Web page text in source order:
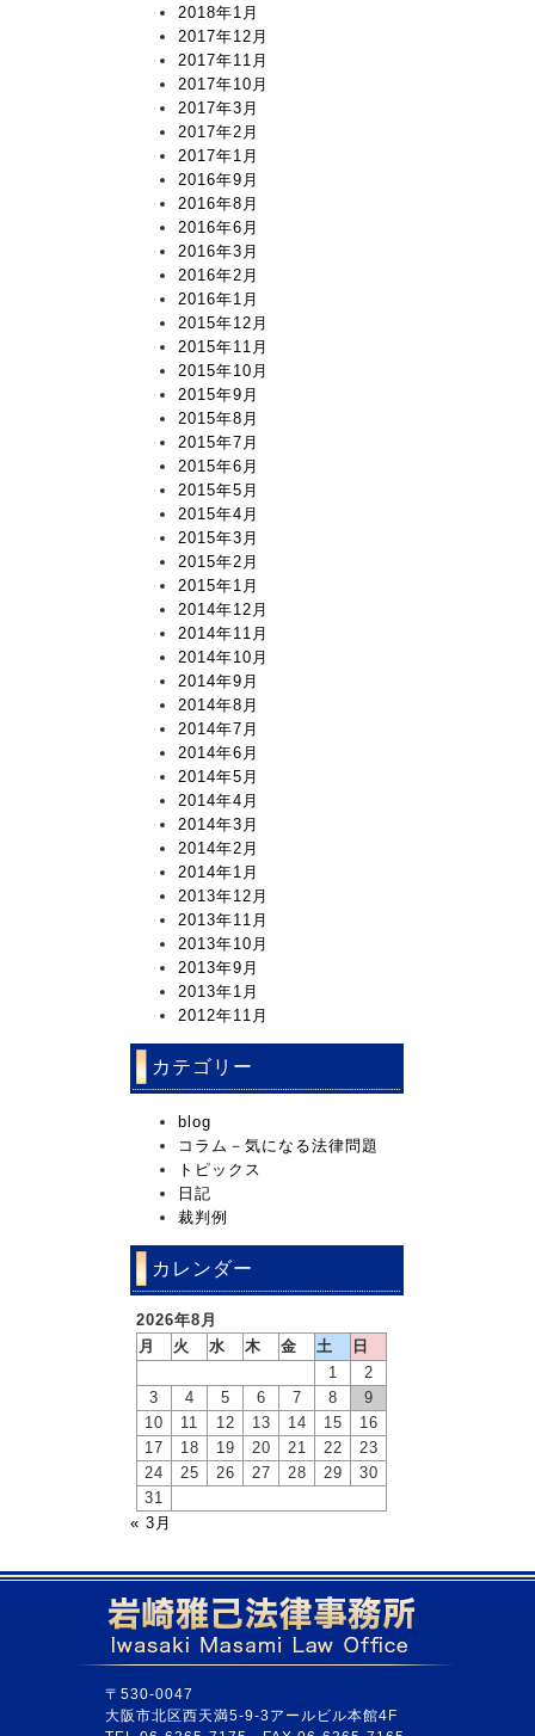
2018年1月
2017年12月
2017年11月
2017年10月
2017年3月
2017年2月
2017年1月
2016年9月
2016年8月
2016年6月
2016年3月
2016年2月
2016年1月
2015年12月
2015年11月
2015年10月
2015年9月
2015年8月
2015年7月
2015年6月
2015年5月
2015年4月
2015年3月
2015年2月
2015年1月
2014年12月
2014年11月
2014年10月
2014年9月
2014年8月
2014年7月
2014年6月
2014年5月
2014年4月
2014年3月
2014年2月
2014年1月
2013年12月
2013年11月
2013年10月
2013年9月
2013年1月
2012年11月
カテゴリー
blog
コラム－気になる法律問題
トピックス
日記
裁判例
カレンダー
2026年8月
月
火 水 木 金 土
日
1
2
3
4 5 6 7 8
9
10
11 12 13 14 15
16
17
18 19 20 21 22
23
24
25 26 27 28 29
30
31
« 3月
〒530-0047
大阪市北区西天満5-9-3アールビル本館4F